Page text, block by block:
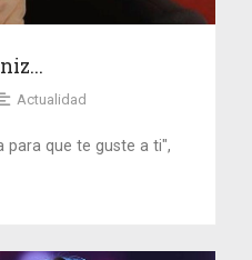
Actualidad
para que te guste a ti",